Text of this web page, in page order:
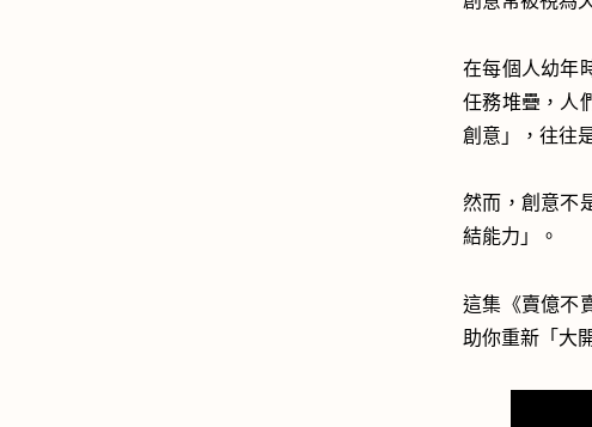
在每個人幼年
任務堆疊，人
創意」，往往
然而，創意不
結能力」。
這集《賣億不
助你重新「大